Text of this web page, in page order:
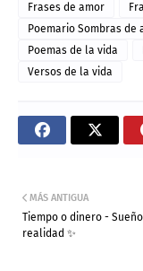
Frases de amor
Poemario Sombras de
Poemas de la vida
Versos de la vida
MÁS ANTIGUA
Tiempo o dinero -
realidad ✨